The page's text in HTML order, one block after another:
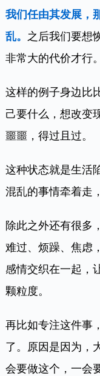
我们任由其发展，
乱。 之后我们要想
非常大的代价才行。
这样的例子身边比
己要什么，想改变
噩噩，得过且过。
这种状态就是生活
混乱的事情牵着走
除此之外还有很多
难过、烦躁、焦虑
感情交织在一起，
颗粒度。
再比如专注这件事
了。原因是因为，
会要做这个，一会